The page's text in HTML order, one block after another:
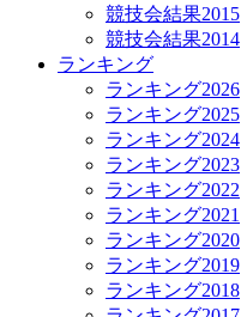
競技会結果2015
競技会結果2014
ランキング
ランキング2026
ランキング2025
ランキング2024
ランキング2023
ランキング2022
ランキング2021
ランキング2020
ランキング2019
ランキング2018